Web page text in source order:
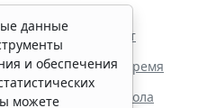
ГОСТа для СИЗ от
с места работы во время
заполнения протокола
данные
и обеспечения
можете